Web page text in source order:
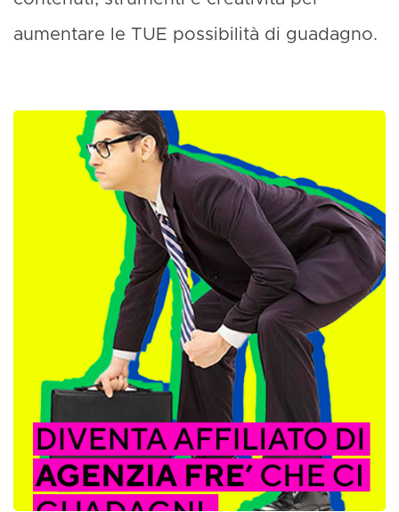
aumentare le TUE possibilità di guadagno.